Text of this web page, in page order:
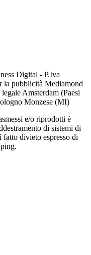
Digital - P.Iva
la pubblicità Mediamond
Amsterdam (Paesi
Monzese (MI)
e/o riprodotti è
di sistemi di
divieto espresso di